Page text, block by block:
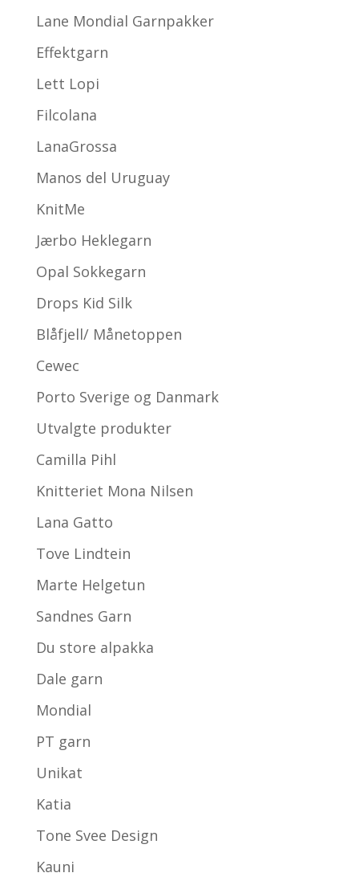
Lane Mondial Garnpakker
Effektgarn
Lett Lopi
Filcolana
LanaGrossa
Manos del Uruguay
KnitMe
Jærbo Heklegarn
Opal Sokkegarn
Drops Kid Silk
Blåfjell/ Månetoppen
Cewec
Porto Sverige og Danmark
Utvalgte produkter
Camilla Pihl
Knitteriet Mona Nilsen
Lana Gatto
Tove Lindtein
Marte Helgetun
Sandnes Garn
Du store alpakka
Dale garn
Mondial
PT garn
Unikat
Katia
Tone Svee Design
Kauni